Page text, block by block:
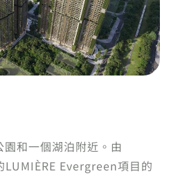
和一個湖泊附近。由
Evergreen項目的